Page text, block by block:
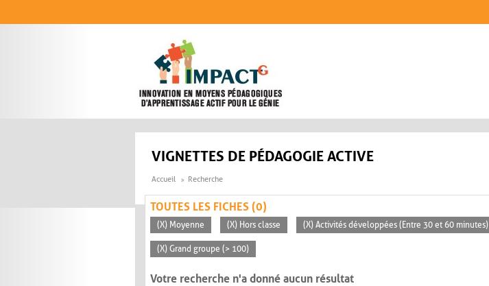
VIGNETTES DE PÉDAGOGIE ACTIVE
Accueil Recherche
TOUTES LES FICHES (0)
(X) Moyenne (X) Hors classe (X) Activités développées (Entre 30 et 60 minutes)
(X) Grand groupe (> 100)
Votre recherche n'a donné aucun résultat